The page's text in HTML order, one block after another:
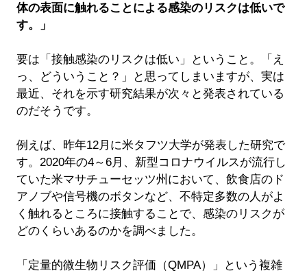
体の表面に触れることによる感染のリスクは低いで
す。」
要は「接触感染のリスクは低い」ということ。「え
っ、どういうこと？」と思ってしまいますが、実は
最近、それを示す研究結果が次々と発表されている
のだそうです。
例えば、昨年12月に米タフツ大学が発表した研究で
す。2020年の4～6月、新型コロナウイルスが流行し
ていた米マサチューセッツ州において、飲食店のド
アノブや信号機のボタンなど、不特定多数の人がよ
く触れるところに接触することで、感染のリスクが
どのくらいあるのかを調べました。
「定量的微生物リスク評価（QMPA）」という複雑